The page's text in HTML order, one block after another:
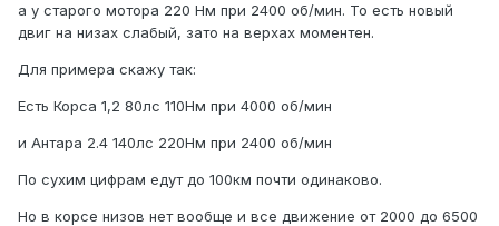
а у старого мотора 220 Нм при 2400 об/мин. То есть новый
двиг на низах слабый, зато на верхах моментен.
Для примера скажу так:
Есть Корса 1,2 80лс 110Нм при 4000 об/мин
и Антара 2.4 140лс 220Нм при 2400 об/мин
По сухим цифрам едут до 100км почти одинаково.
Но в корсе низов нет вообще и все движение от 2000 до 6500